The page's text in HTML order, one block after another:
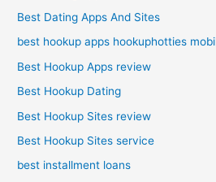
Best Dating Apps And Sites
best hookup apps hookuphotties
Best Hookup Apps review
Best Hookup Dating
Best Hookup Sites review
Best Hookup Sites service
best installment loans